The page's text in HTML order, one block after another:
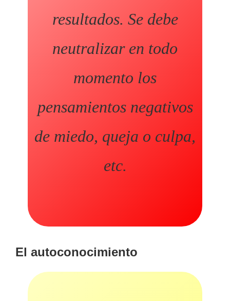
resultados. Se debe
neutralizar en todo
momento los
pensamientos negativos
de miedo, queja o culpa,
etc.
El autoconocimiento